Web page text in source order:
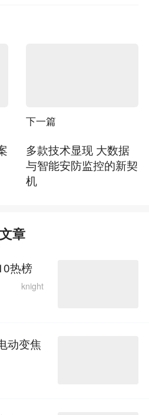
下一篇
多款技术显现 大数据
与智能安防监控的新契
机
章
热榜
knight
动变焦